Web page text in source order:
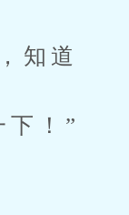
知道
！”